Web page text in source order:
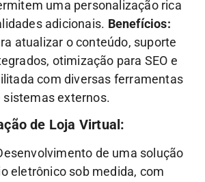
uma personalização rica
adicionais. Benefícios:
atualizar o conteúdo, suporte
otimização para SEO e
com diversas ferramentas
sistemas externos.
de Loja Virtual:
de uma solução
eletrônico sob medida, com